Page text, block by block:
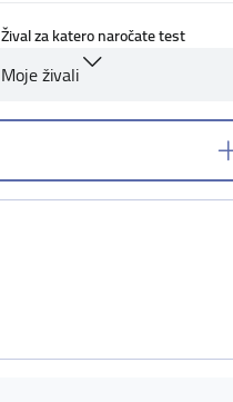
Žival za katero naročate test
Moje živali